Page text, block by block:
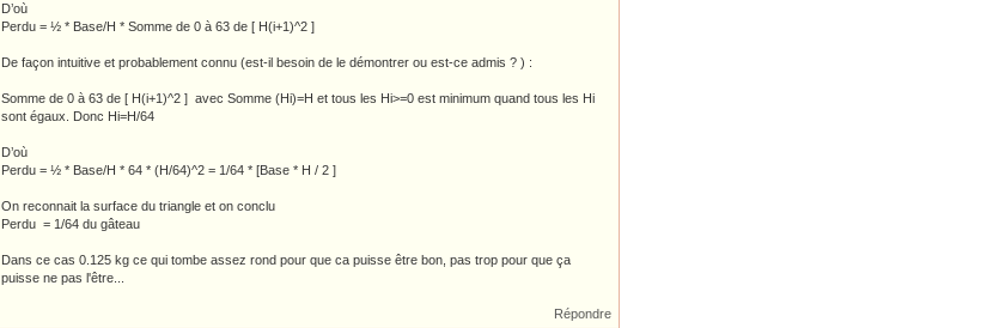
D’où
Perdu = ½ * Base/H * Somme de 0 à 63 de [ H(i+1)^2 ]
De façon intuitive et probablement connu (est-il besoin de le démontrer ou est-ce admis ? ) :
Somme de 0 à 63 de [ H(i+1)^2 ] avec Somme (Hi)=H et tous les Hi>=0 est minimum quand tous les Hi
sont égaux. Donc Hi=H/64
D’où
Perdu = ½ * Base/H * 64 * (H/64)^2 = 1/64 * [Base * H / 2 ]
On reconnait la surface du triangle et on conclu
Perdu = 1/64 du gâteau
Dans ce cas 0.125 kg ce qui tombe assez rond pour que ca puisse être bon, pas trop pour que ça
puisse ne pas l'être...
Répondre